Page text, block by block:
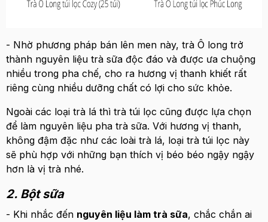
- Nhờ phương pháp bán lên men này, trà Ô long trở
thành nguyên liệu trà sữa độc đáo và được ưa chuộng
nhiều trong pha chế, cho ra hương vị thanh khiết rất
riêng cùng nhiều dưỡng chất có lợi cho sức khỏe.
Ngoài các loại trà lá thì trà túi lọc cũng được lựa chọn
để làm nguyên liệu pha trà sữa. Với hương vị thanh,
không đậm đặc như các loài trà lá, loại trà túi lọc này
sẽ phù hợp với những bạn thích vị béo béo ngậy ngậy
hơn là vị trà nhé.
2. Bột sữa
- Khi nhắc đến nguyên liệu làm trà sữa, chắc chắn ai